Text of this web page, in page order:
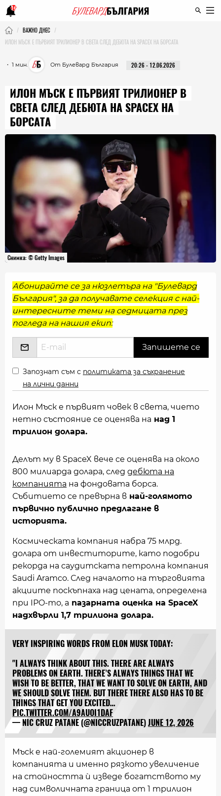
16
ВАЖНО ДНЕС
ИЛОН МЪСК E ПЪРВИЯТ ТРИЛИОНЕР В СВЕТА СЛЕД ДЕБЮТА НА SPACEX НА БОРСАТА
・ 1 мин. От Булевард България 20:26 - 12.06.2026
ИЛОН МЪСК E ПЪРВИЯТ ТРИЛИОНЕР В
СВЕТА СЛЕД ДЕБЮТА НА SPACEX НА
БОРСАТА
Снимка: © Getty Images
Абонирайте се за нюзлетъра на "Булевард
България", за да получавате селекция с най-
интересните теми на седмицата през
погледа на нашия екип:
Запознат съм с политиката за съхранение
на лични данни
Илон Мъск е първият човек в света, чието
нетно състояние се оценява на над 1
трилион долара.
Делът му в SpaceX вече се оценява на около
800 милиарда долара, след дебюта на
компанията на фондовата борса.
Събитието се превърна в най-голямото
първично публично предлагане в
историята.
Космическата компания набра 75 млрд.
долара от инвеститорите, като подобри
рекорда на саудитската петролна компания
Saudi Aramco. След началото на търговията
акциите поскъпнаха над цената, определена
при IPO-то, а пазарната оценка на SpaceX
надхвърли 1,7 трилиона долара.
VERY INSPIRING WORDS FROM ELON MUSK TODAY:
"I ALWAYS THINK ABOUT THIS. THERE ARE ALWAYS
PROBLEMS ON EARTH. THERE’S ALWAYS THINGS THAT WE
WISH TO BE BETTER, THAT WE WANT TO SOLVE ON EARTH, AND
WE SHOULD SOLVE THEM. BUT THERE THERE ALSO HAS TO BE
THINGS THAT GET YOU EXCITED…
PIC.TWITTER.COM/A9AUOI1DAF
— NIC CRUZ PATANE (@NICCRUZPATANE)JUNE 12, 2026
Мъск е най-големият акционер в
компанията и именно рязкото увеличение
на стойността ѝ изведе богатството му
над символичната граница от 1 трилион